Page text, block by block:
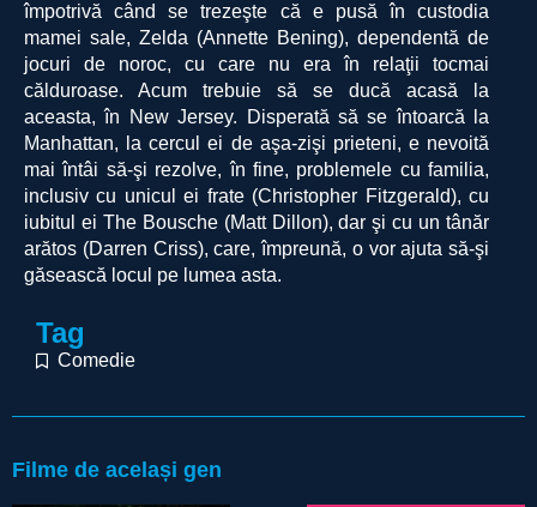
împotrivă când se trezeşte că e pusă în custodia
mamei sale, Zelda (Annette Bening), dependentă de
jocuri de noroc, cu care nu era în relaţii tocmai
călduroase. Acum trebuie să se ducă acasă la
aceasta, în New Jersey. Disperată să se întoarcă la
Manhattan, la cercul ei de aşa-zişi prieteni, e nevoită
mai întâi să-şi rezolve, în fine, problemele cu familia,
inclusiv cu unicul ei frate (Christopher Fitzgerald), cu
iubitul ei The Bousche (Matt Dillon), dar şi cu un tânăr
arătos (Darren Criss), care, împreună, o vor ajuta să-şi
găsească locul pe lumea asta.
Tag
Comedie
Filme de același gen